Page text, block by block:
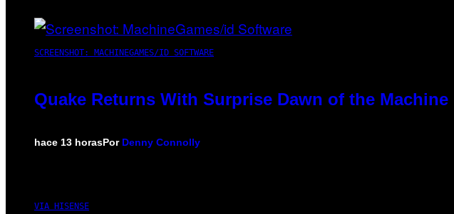
SCREENSHOT: MACHINEGAMES/ID SOFTWARE
Quake Returns With Surprise Dawn of the
hace 13 horasPor Denny Connolly
VIA HISENSE